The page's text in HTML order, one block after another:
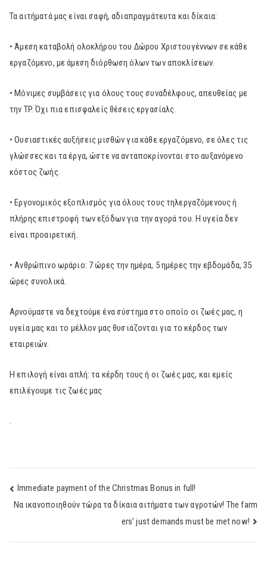
Τα αιτήματά μας είναι σαφή, αδιαπραγμάτευτα και δίκαια:
• Άμεση καταβολή ολοκλήρου του Δώρου Χριστουγέννων σε κάθε
εργαζόμενο, με άμεση διόρθωση όλων των αποκλίσεων.
• Μόνιμες συμβάσεις για όλους τους συναδέλφους, απευθείας με
την TP. Όχι πια επισφαλείς θέσεις εργασίαλς.
• Ουσιαστικές αυξήσεις μισθών για κάθε εργαζόμενο, σε όλες τις
γλώσσες και τα έργα, ώστε να ανταποκρίνονται στο αυξανόμενο
κόστος ζωής.
• Εργονομικός εξοπλισμός για όλους τους τηλεργαζόμενους ή
πλήρης επιστροφή των εξόδων για την αγορά του. Η υγεία δεν
είναι προαιρετική.
• Ανθρώπινο ωράριο: 7 ώρες την ημέρα, 5 ημέρες την εβδομάδα, 35
ώρες συνολικά.
Αρνούμαστε να δεχτούμε ένα σύστημα στο οποίο οι ζωές μας, η
υγεία μας και το μέλλον μας θυσιάζονται για το κέρδος των
εταιρειών.
Η επιλογή είναι απλή: τα κέρδη τους ή οι ζωές μας, και εμείς
επιλέγουμε τις ζωές μας
.
Post
navigation
Immediate payment of the Christmas Bonus in full!
Να ικανοποιηθούν τώρα τα δίκαια αιτήματα των αγροτών! The farm
ers’ just demands must be met now!